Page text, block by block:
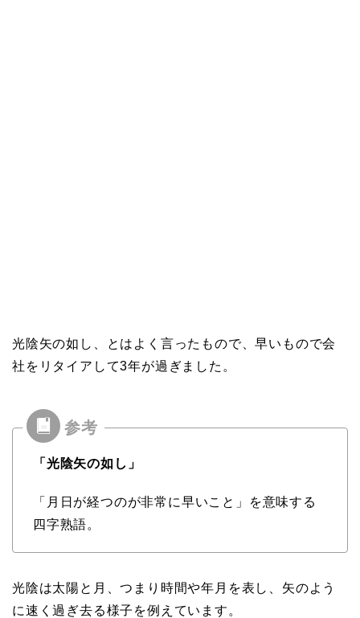
光陰矢の如し、とはよく言ったもので、早いもので会
社をリタイアして3年が過ぎました。
「光陰矢の如し」
「月日が経つのが非常に早いこと」を意味する
四字熟語。
光陰は太陽と月、つまり時間や年月を表し、矢のよう
に速く過ぎ去る様子を例えています。